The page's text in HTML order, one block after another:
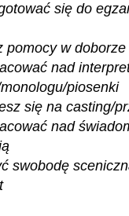
się do
pomocy w
nad
piosenki
się na casting/
nad
swobodę